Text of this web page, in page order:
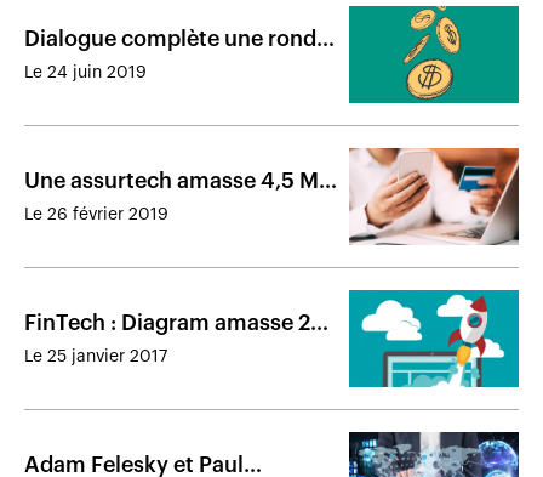
Dialogue complète une ronde
de financement de 40 M$
Le 24 juin 2019
Une assurtech amasse 4,5 M$
lors d’une ronde de
Le 26 février 2019
FinTech : Diagram amasse 25
M$ et réalise ses premiers
Le 25 janvier 2017
Adam Felesky et Paul